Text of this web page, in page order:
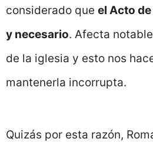
considerado que el Acto
y necesario. Afecta
de la iglesia y esto nos
mantenerla incorrupta.
Quizás por esta razón,